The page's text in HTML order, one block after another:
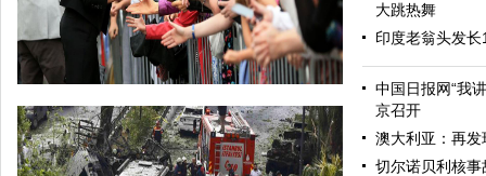
大跳热舞
印度老翁头发
中国日报网“我
京召开
澳大利亚：再
切尔诺贝利核